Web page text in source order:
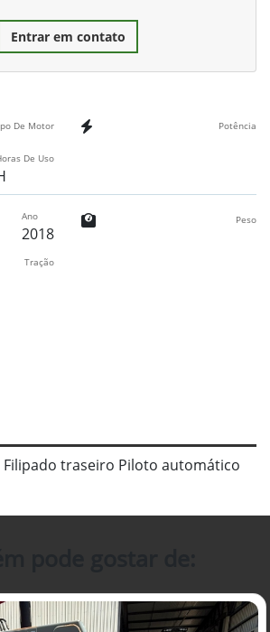
Entrar em contato
De Motor Potência
De Uso
Ano
2018
Peso
Tração
traseiro Piloto automático